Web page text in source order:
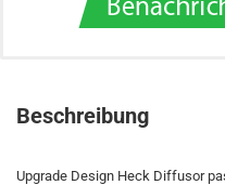
Beschreibung
Upgrade Design Heck Diffusor